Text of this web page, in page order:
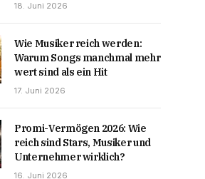
18. Juni 2026
Wie Musiker reich werden:
Warum Songs manchmal mehr
wert sind als ein Hit
17. Juni 2026
Promi-Vermögen 2026: Wie
reich sind Stars, Musiker und
Unternehmer wirklich?
16. Juni 2026